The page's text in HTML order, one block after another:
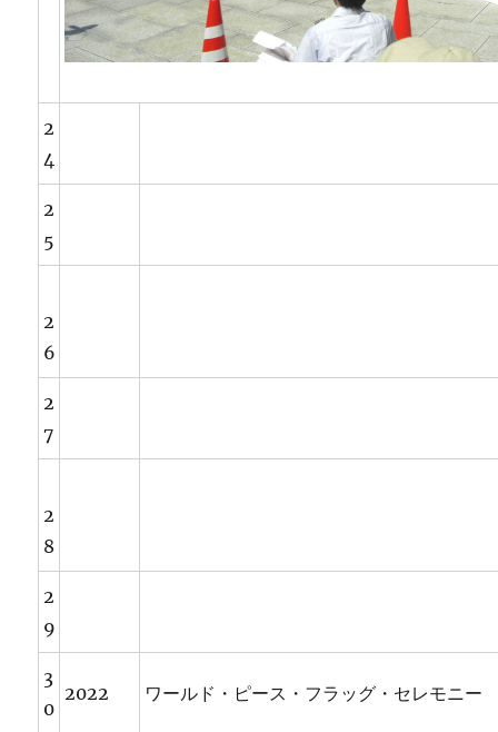
2
4
2
5
2
6
2
7
2
8
2
9
3
0
2022 ワールド・ピース・フラッグ・セレモニー